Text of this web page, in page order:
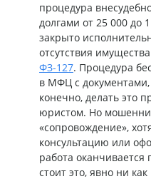
процедура
долгами от 25 000 до
закрыто
отсутствия
ФЗ-127. Процедура
в МФЦ с
конечно, делать это
юристом. Но
«сопровождение»,
консультацию или
работа
стоит это, явно ни